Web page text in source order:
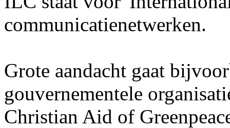
communicatienetwerken.
Grote aandacht gaat
gouvernementele
Christian Aid of